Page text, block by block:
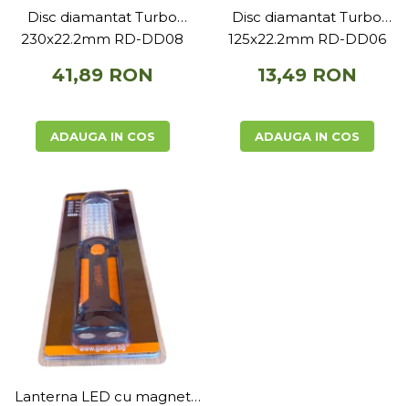
Disc diamantat Turbo
230x22.2mm RD-DD08
41,89 RON
ADAUGA IN COS
Disc diamantat Turbo
125x22.2mm RD-DD06
13,49 RON
ADAUGA IN COS
Lanterna LED cu magnet